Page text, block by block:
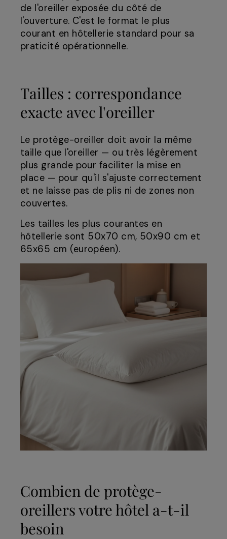
de l'oreiller exposée du côté de
l'ouverture. C'est le format le plus
courant en hôtellerie standard pour sa
praticité opérationnelle.
Tailles : correspondance
exacte avec l'oreiller
Le protège-oreiller doit avoir la même
taille que l'oreiller — ou très légèrement
plus grande pour faciliter la mise en
place — pour qu'il s'ajuste correctement
et ne laisse pas de plis ni de zones non
couvertes.
Les tailles les plus courantes en
hôtellerie sont 50x70 cm, 50x90 cm et
65x65 cm (européen).
Combien de protège-
oreillers votre hôtel a-t-il
besoin